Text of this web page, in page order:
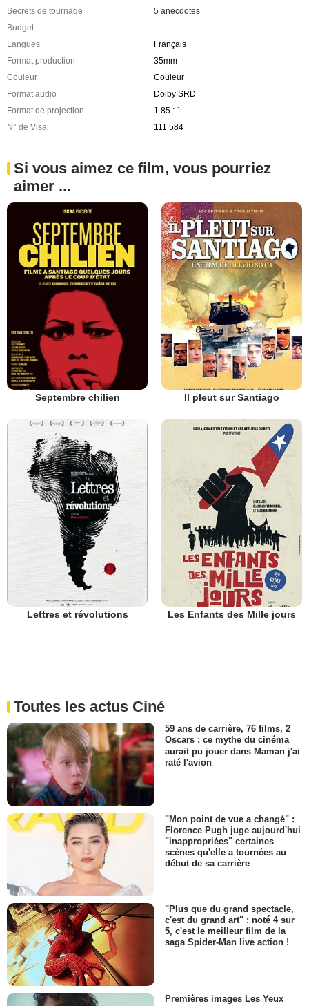
Secrets de tournage
5 anecdotes
Budget
-
Langues
Français
Format production
35mm
Couleur
Couleur
Format audio
Dolby SRD
Format de projection
1.85 : 1
N° de Visa
111 584
Si vous aimez ce film, vous pourriez
aimer ...
Septembre chilien Il pleut sur Santiago
Lettres et révolutions Les Enfants des Mille jours
Toutes les actus Ciné
59 ans de carrière, 76 films, 2
Oscars : ce mythe du cinéma
aurait pu jouer dans Maman j'ai
raté l'avion
"Mon point de vue a changé" :
Florence Pugh juge aujourd'hui
"inappropriées" certaines
scènes qu'elle a tournées au
début de sa carrière
"Plus que du grand spectacle,
c'est du grand art" : noté 4 sur
5, c'est le meilleur film de la
saga Spider-Man live action !
Premières images Les Yeux